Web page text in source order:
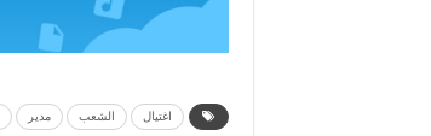
اغتيال الشعب مدير